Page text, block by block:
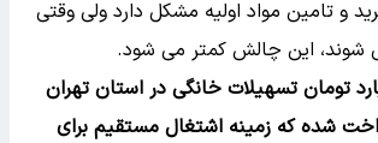
و تامین مواد اولیه مشکل دارد ولی وقتی
۱۷۵ میلیارد تومان تسهیلات خانگی در استان تهران
شده که زمینه اشتغال مستقیم برای